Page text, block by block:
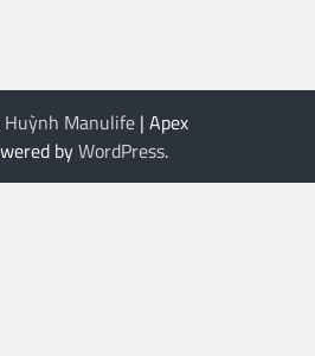
Huỳnh Manulife | Apex
byWordPress.